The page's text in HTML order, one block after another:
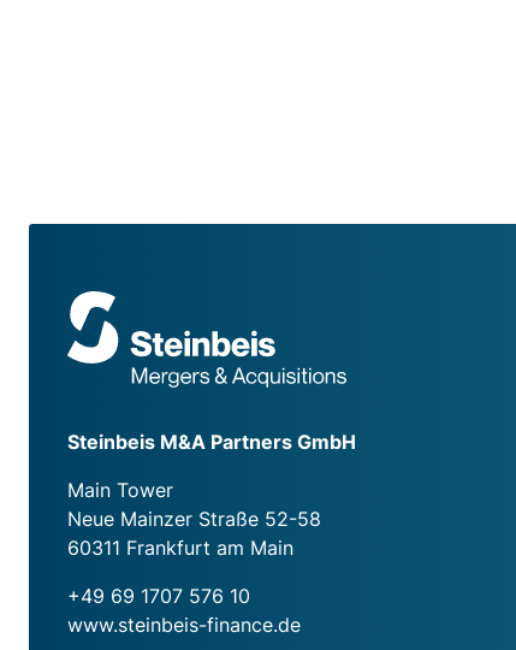
Steinbeis M&A Partners GmbH
Main Tower
Neue Mainzer Straße 52-58
60311 Frankfurt am Main
+49 69 1707 576 10
www.steinbeis-finance.de